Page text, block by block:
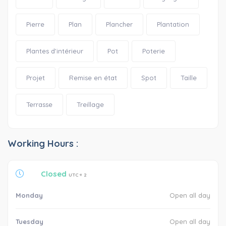
Pierre Plan Plancher Plantation
Plantes d'intérieur Pot Poterie
Projet Remise en état Spot Taille
Terrasse Treillage
Working Hours :
Closed UTC + 2
Monday Open all day
Tuesday Open all day